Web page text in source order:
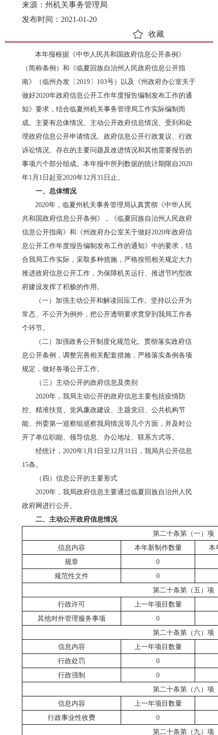
来源：州机关事务管理局
发布时间：2021-01-20
收藏
本年报根据《中华人民共和国政府信息公开条例》
（简称条例 ） 和 《临夏回族自治州人民政府信息公开指
南》 （临州办发〔 2019 〕 103号）
以及《州政府办公室关于
做好2020年政府信息公开工作年度报告编制发布工作的通
知》 要求，结合临夏州 机关事务管理局工作实际编制 而
成。 主要有总体情况、主动公开政府信息情况、受到和处
理政府信息公开申请情况、政府信息公开行政复议、行政
诉讼情况、存在的主要问题及改进情况和其他需要报告的
事项六个部分组成。 本年报中所列数据的统计期限自2020
年1月1日起至2020年12月31日止。
一、 总体情况
2020年 ， 临夏州 机关事务管理局认真贯彻《中华人民
共和国政府信息公开条例》，《临夏回族自治州人民政府
信息公开指南》和《州政府办公室关于做好2020年政府信
息公开工作年度报告编制发布工作的通知》中的要求，结
合我局工作实际 ，采取多种措施，严格按照相关规定大力
推进政府信息公开工作，为保障机关运行、推进节约型政
府建设发挥了积极的作用。
（一）加强主动公开和解读回应工作。 坚持以公开为
常态、不公开为例外，把公开透明要求贯穿到我局工作各
个环节。
（二）加强政务公开制度化规范化。 贯彻落实政府信
息公开条例，调整完善相关配套措施，严格落实条例各项
规定，做好各项公开工作。
（三 ）主动公开的政府信息及类别
2020年，我局主动公开的政府信息主要包括疫情防
控、精准扶贫、党风廉政建设、主题党日、公共机构节
能、州委第一巡察组巡察我局情况等几个方面，并及时公
开了单位职能、领导信息、办公地址、联系方式等。
经统计， 2020年1 月 1日至12月31日，我局共公开信息
15条。
（ 四 ） 信息公开的主要形式
2020年，我局政府信息主要通过临夏回族自治州人民
政府网进行公开。
二、主动公开政府信息情况
第二十条第（一）项
信息内容
本年新制作数量
本
规章
0
规范性文件
0
第二十条第（五）项
行政许可
上一年项目数量
其他对外管理服务事项
0
第二十条第（六）项
信息内容
上一年项目数量
行政处罚
0
行政强制
0
第二十条第（八）项
信息内容
上一年项目数量
行政事业性收费
0
第二十条第（九）项